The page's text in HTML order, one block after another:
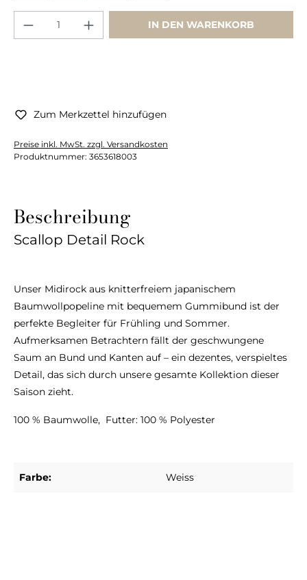
IN DEN WARENKORB
Zum Merkzettel hinzufügen
Preise inkl. MwSt. zzgl. Versandkosten
Produktnummer: 3653618003
Beschreibung
Scallop Detail Rock
Unser Midirock aus knitterfreiem japanischem
Baumwollpopeline mit bequemem Gummibund ist der
perfekte Begleiter für Frühling und Sommer.
Aufmerksamen Betrachtern fällt der geschwungene
Saum an Bund und Kanten auf – ein dezentes, verspieltes
Detail, das sich durch unsere gesamte Kollektion dieser
Saison zieht.
100 % Baumwolle, Futter: 100 % Polyester
Farbe: Weiss